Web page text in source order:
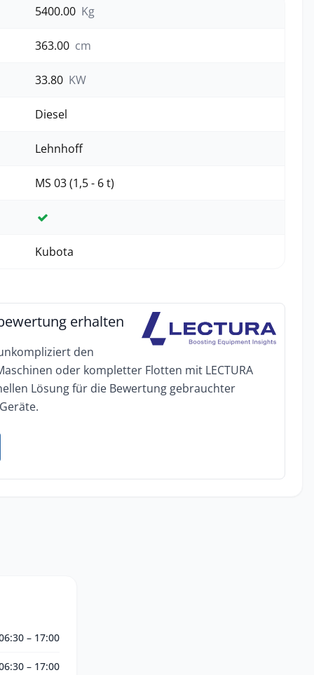
5400.00 Kg
363.00 cm
33.80 KW
Diesel
Lehnhoff
MS 03 (1,5 - 6 t)
Ja
Kubota
erhalten
den
oder kompletter Flotten mit LECTURA
Lösung für die Bewertung gebrauchter
– 17:00
– 17:00